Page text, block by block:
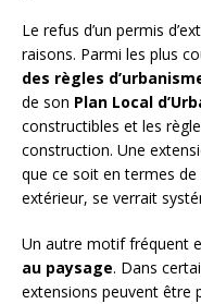
Le refus d’un permis
raisons. Parmi les plus
des règles
de son Plan Local
constructibles et les
construction. Une
que ce soit en termes de
extérieur, se verrait
Un autre motif fréquent
au paysage. Dans
extensions peuvent être